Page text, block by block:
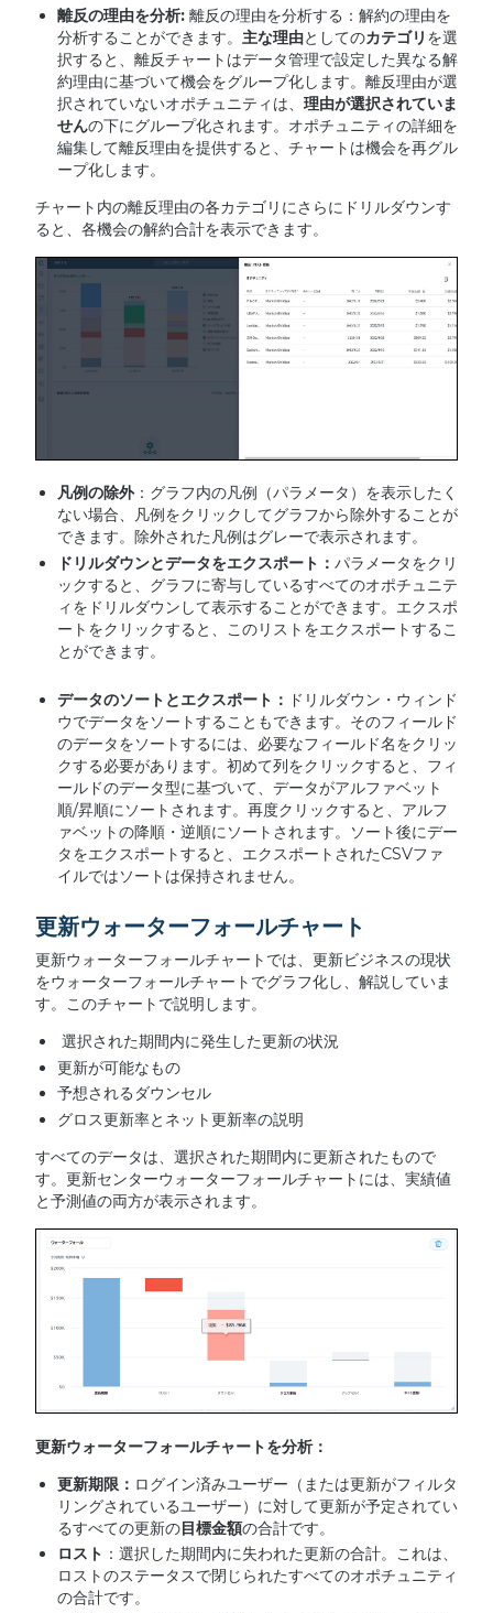
離反の理由を分析:離反の理由を分析する：解約の理由を
分析することができます。 主な理由としてのカテゴリ を選
択すると、離反チャートはデータ管理で設定した異なる解
約理由に基づいて機会をグループ化します。離反理由が選
択されていないオポチュニティは、 理由が選択されていま
せんの下にグループ化されます。オポチュニティの詳細を
編集して離反理由を提供すると、チャートは機会を再グル
ープ化します。
チャート内の離反理由の各カテゴリにさらにドリルダウンす
ると、各機会の解約合計を表示できます。
凡例の除外：グラフ内の凡例（パラメータ）を表示したく
ない場合、凡例をクリックしてグラフから除外することが
できます。除外された凡例はグレーで表示されます。
ドリルダウンとデータをエクスポート： パラメータをクリ
ックすると、グラフに寄与しているすべてのオポチュニテ
ィをドリルダウンして表示することができます。エクスポ
ートをクリックすると、このリストをエクスポートするこ
とができます。
データのソートとエクスポート： ドリルダウン・ウィンド
ウでデータをソートすることもできます。そのフィールド
のデータをソートするには、必要なフィールド名をクリッ
クする必要があります。初めて列をクリックすると、フィ
ールドのデータ型に基づいて、データがアルファベット
順/昇順にソートされます。再度クリックすると、アルフ
ァベットの降順・逆順にソートされます。ソート後にデー
タをエクスポートすると、エクスポートされたCSVファ
イルではソートは保持されません。
更新ウォーターフォールチャート
更新ウォーターフォールチャートでは、更新ビジネスの現状
をウォーターフォールチャートでグラフ化し、解説していま
す。このチャートで説明します。
選択された期間内に発生した更新の状況
更新が可能なもの
予想されるダウンセル
グロス更新率とネット更新率の説明
すべてのデータは、選択された期間内に更新されたもので
す。更新センターウォーターフォールチャートには、実績値
と予測値の両方が表示されます。
更新ウォーターフォールチャートを分析：
更新期限： ログイン済みユーザー（または更新がフィルタ
リングされているユーザー）に対して更新が予定されてい
るすべての更新の目標金額の合計です。
ロスト ：選択した期間内に失われた更新の合計。これは、
ロストのステータスで閉じられたすべてのオポチュニティ
の合計です。